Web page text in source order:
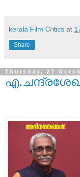
kerala Film Critics at
Share
Thursday, 27